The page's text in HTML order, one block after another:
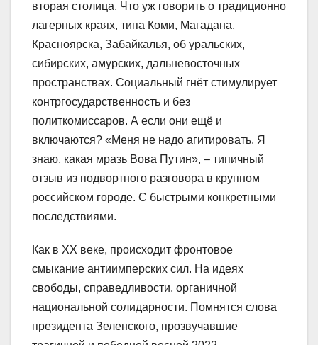
вторая столица. Что уж говорить о традиционно
лагерных краях, типа Коми, Магадана,
Красноярска, Забайкалья, об уральских,
сибирских, амурских, дальневосточных
пространствах. Социальный гнёт стимулирует
контргосударственность и без
политкомиссаров. А если они ещё и
включаются? «Меня не надо агитировать. Я
знаю, какая мразь Вова Путин», – типичный
отзыв из подвортного разговора в крупном
российском городе. С быстрыми конкретными
последствиями.
Как в XX веке, происходит фронтовое
смыкание антиимперских сил. На идеях
свободы, справедливости, органичной
национальной солидарности. Помнятся слова
президента Зеленского, прозвучавшие